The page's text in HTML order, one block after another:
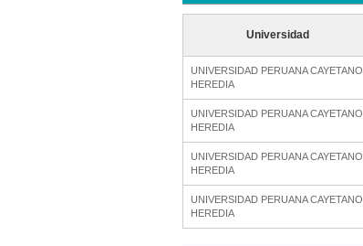
Universidad
UNIVERSIDAD PERUANA CAYETANO
HEREDIA
UNIVERSIDAD PERUANA CAYETANO
HEREDIA
UNIVERSIDAD PERUANA CAYETANO
HEREDIA
UNIVERSIDAD PERUANA CAYETANO
HEREDIA